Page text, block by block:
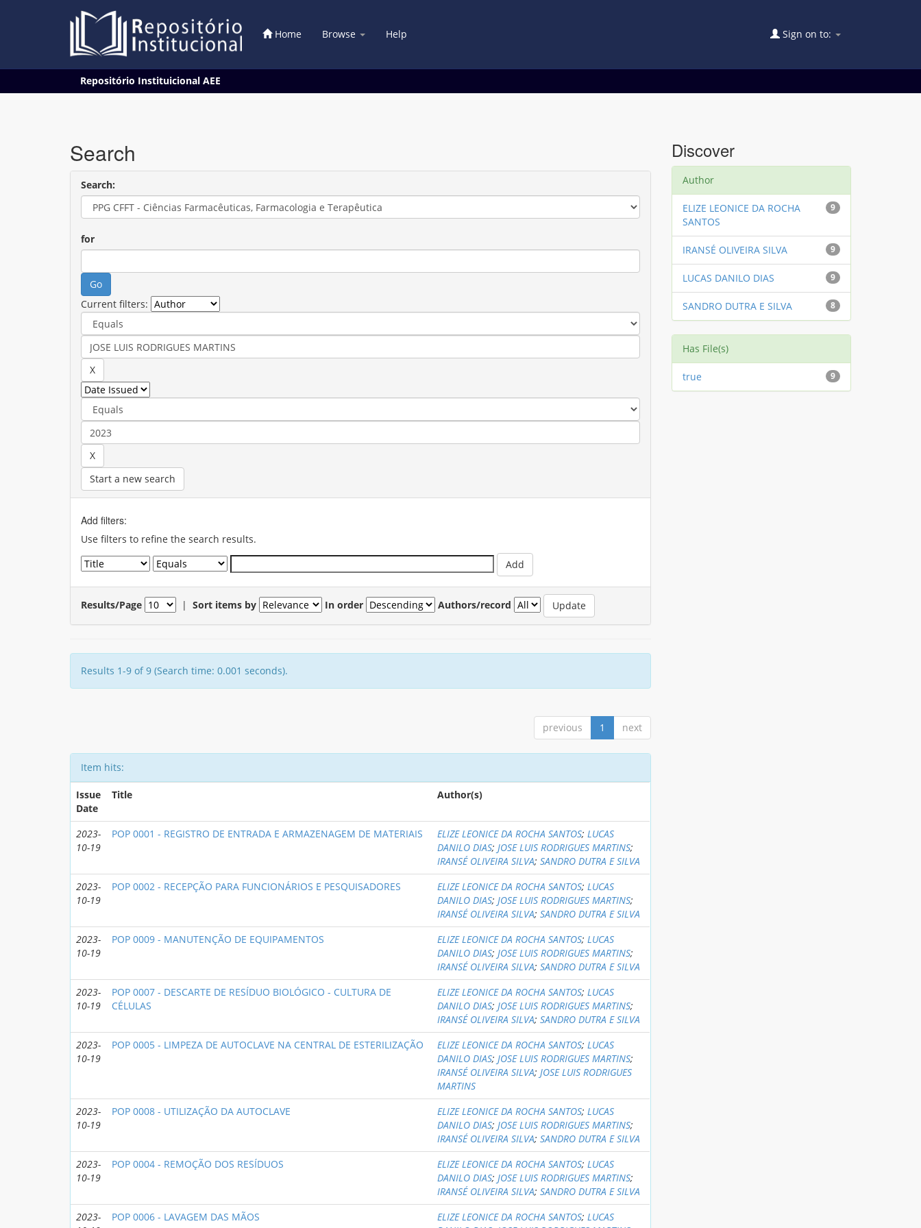
Home Browse Help Sign on to:
Repositório Instituicional AEE
Search
Search:
for
Current filters:
Start a new search
Add filters:
Use filters to refine the search results.
Results/Page | Sort items by In order Authors/record
Results 1-9 of 9 (Search time: 0.001 seconds).
previous 1 next
Item hits:
Issue
Date
Title Author(s)
2023-
10-19
POP 0001 - REGISTRO DE ENTRADA E ARMAZENAGEM DE MATERIAIS ELIZE LEONICE DA ROCHA SANTOS;LUCAS
DANILO DIAS;JOSE LUIS RODRIGUES MARTINS;
IRANSÉ OLIVEIRA SILVA;SANDRO DUTRA E SILVA
2023-
10-19
POP 0002 - RECEPÇÃO PARA FUNCIONÁRIOS E PESQUISADORES ELIZE LEONICE DA ROCHA SANTOS;LUCAS
DANILO DIAS;JOSE LUIS RODRIGUES MARTINS;
IRANSÉ OLIVEIRA SILVA;SANDRO DUTRA E SILVA
2023-
10-19
POP 0009 - MANUTENÇÃO DE EQUIPAMENTOS ELIZE LEONICE DA ROCHA SANTOS;LUCAS
DANILO DIAS;JOSE LUIS RODRIGUES MARTINS;
IRANSÉ OLIVEIRA SILVA;SANDRO DUTRA E SILVA
2023-
10-19
POP 0007 - DESCARTE DE RESÍDUO BIOLÓGICO - CULTURA DE
CÉLULAS
ELIZE LEONICE DA ROCHA SANTOS;LUCAS
DANILO DIAS;JOSE LUIS RODRIGUES MARTINS;
IRANSÉ OLIVEIRA SILVA;SANDRO DUTRA E SILVA
2023-
10-19
POP 0005 - LIMPEZA DE AUTOCLAVE NA CENTRAL DE ESTERILIZAÇÃO ELIZE LEONICE DA ROCHA SANTOS;LUCAS
DANILO DIAS;JOSE LUIS RODRIGUES MARTINS;
IRANSÉ OLIVEIRA SILVA;JOSE LUIS RODRIGUES
MARTINS
2023-
10-19
POP 0008 - UTILIZAÇÃO DA AUTOCLAVE ELIZE LEONICE DA ROCHA SANTOS;LUCAS
DANILO DIAS;JOSE LUIS RODRIGUES MARTINS;
IRANSÉ OLIVEIRA SILVA;SANDRO DUTRA E SILVA
2023-
10-19
POP 0004 - REMOÇÃO DOS RESÍDUOS ELIZE LEONICE DA ROCHA SANTOS;LUCAS
DANILO DIAS;JOSE LUIS RODRIGUES MARTINS;
IRANSÉ OLIVEIRA SILVA;SANDRO DUTRA E SILVA
2023-
POP 0006 - LAVAGEM DAS MÃOS ELIZE LEONICE DA ROCHA SANTOS;LUCAS
Discover
Author
9
ELIZE LEONICE DA ROCHA
SANTOS
9
IRANSÉ OLIVEIRA SILVA
9
LUCAS DANILO DIAS
8
SANDRO DUTRA E SILVA
Has File(s)
9
true